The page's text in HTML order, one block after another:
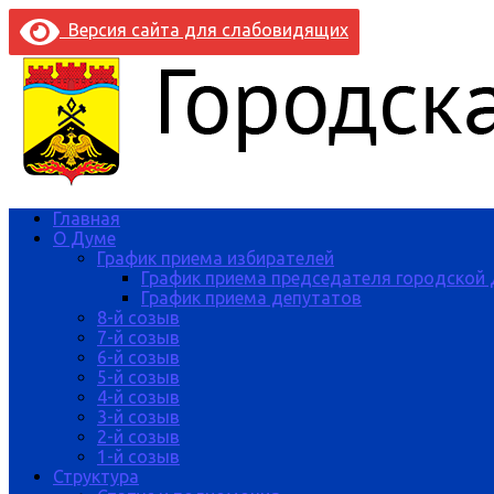
Версия сайта для слабовидящих
Главная
О Думе
График приема избирателей
График приема председателя
График приема депутатов
8-й созыв
7-й созыв
6-й созыв
5-й созыв
4-й созыв
3-й созыв
2-й созыв
1-й созыв
Структура